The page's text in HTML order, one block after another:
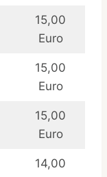
15,00
Euro
15,00
Euro
15,00
Euro
14,00